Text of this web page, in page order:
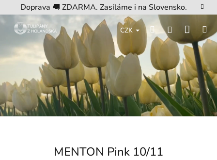
na
obsah
Doprava 🚚 ZDARMA. Zasíláme i na Slovensko.
CZK HledatPřihlášení
košík
MENTON Pink 10/11